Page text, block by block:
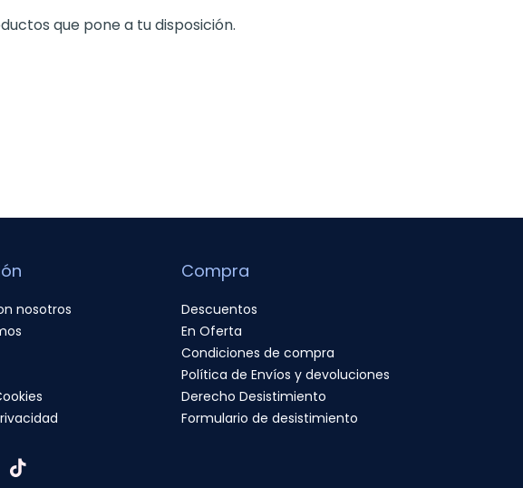
que pone a tu disposición.
nosotros
Compra
Descuentos
En Oferta
Condiciones de compra
Política de Envíos y devoluciones
Derecho Desistimiento
Formulario de desistimiento